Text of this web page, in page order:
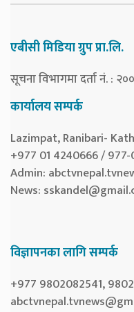
एबीसी मिडिया ग्रुप प्रा.लि.
सूचना विभागमा दर्ता नं. :
कार्यालय सम्पर्क
Lazimpat, Ranibari-
+977 01 4240666 / 977-
Admin:
News:
विज्ञापनका लागि सम्पर्क
+977 9802082541,